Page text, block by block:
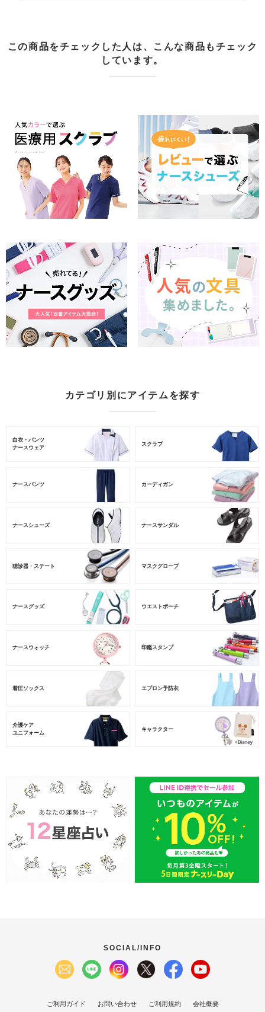
この商品をチェックした人は、こんな商品もチェック
しています。
カテゴリ別にアイテムを探す
白衣・パンツ
ナースウェア
スクラブ
ナースパンツ カーディガン
ナースシューズ ナースサンダル
聴診器・ステート マスクグローブ
ナースグッズ ウエストポーチ
ナースウォッチ 印鑑スタンプ
着圧ソックス エプロン予防衣
介護ケア
ユニフォーム
キャラクター
SOCIAL/INFO
ご利用ガイド お問い合わせ ご利用規約 会社概要